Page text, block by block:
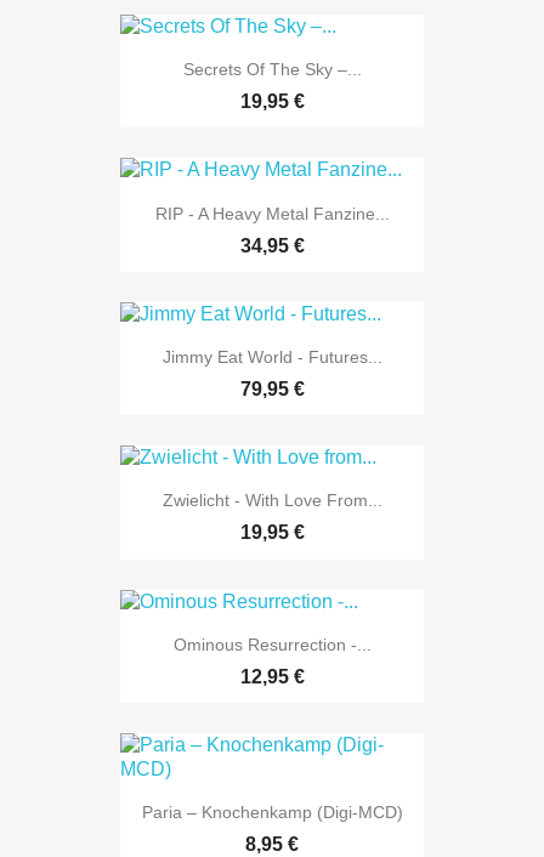
Secrets Of The Sky ‎–...
19,95 €
RIP - A Heavy Metal Fanzine...
34,95 €
Jimmy Eat World - Futures...
79,95 €
Zwielicht - With Love From...
19,95 €
Ominous Resurrection -...
12,95 €
Paria – Knochenkamp (Digi-MCD)
8,95 €